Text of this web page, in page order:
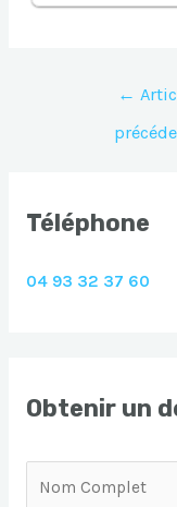
Navigation
l’article
←
Téléphone
04 93 32 37 60
Obtenir un